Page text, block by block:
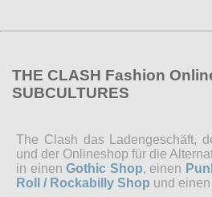
THE CLASH Fashion
SUBCULTURES
The Clash das Ladengeschäft,
und der Onlineshop für die
in einenGothic Shop, einen
Roll / Rockabilly Shop und einen